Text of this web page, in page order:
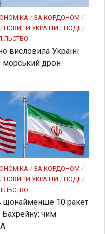
/ ЗА КОРДОНОМ /
/ НОВИНИ УКРАЇНИ / ПОДІЇ /
висловила Україні
морський дрон
/ ЗА КОРДОНОМ /
/ НОВИНИ УКРАЇНИ / ПОДІЇ /
щонайменше 10 ракет
Бахрейну: чим